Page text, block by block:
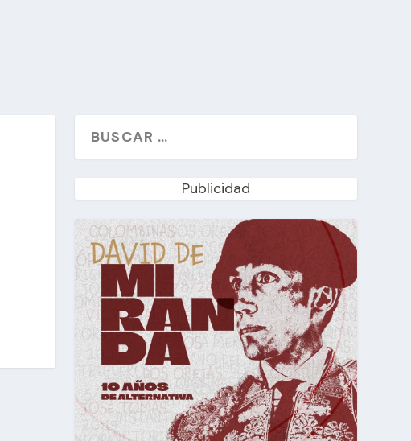
Publicidad